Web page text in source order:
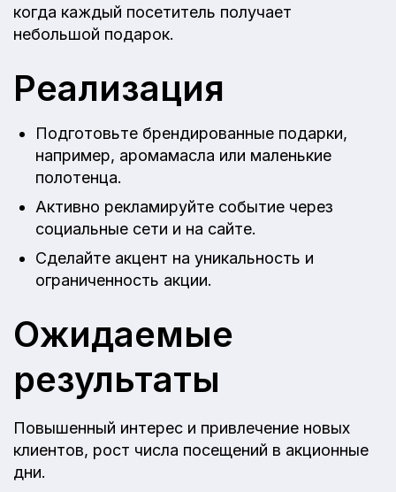
когда каждый посетитель получает
небольшой подарок.
Реализация
Подготовьте брендированные подарки,
например, аромамасла или маленькие
полотенца.
Активно рекламируйте событие через
социальные сети и на сайте.
Сделайте акцент на уникальность и
ограниченность акции.
Ожидаемые
результаты
Повышенный интерес и привлечение новых
клиентов, рост числа посещений в акционные
дни.